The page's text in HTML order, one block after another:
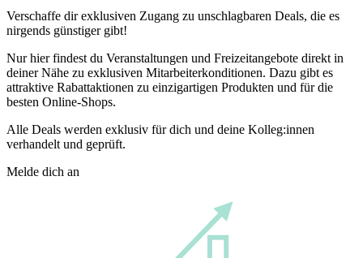
Verschaffe dir exklusiven Zugang zu unschlagbaren Deals, die es
nirgends günstiger gibt!
Nur hier findest du Veranstaltungen und Freizeitangebote direkt in
deiner Nähe zu exklusiven Mitarbeiterkonditionen. Dazu gibt es
attraktive Rabattaktionen zu einzigartigen Produkten und für die
besten Online-Shops.
Alle Deals werden exklusiv für dich und deine Kolleg:innen
verhandelt und geprüft.
Melde dich an